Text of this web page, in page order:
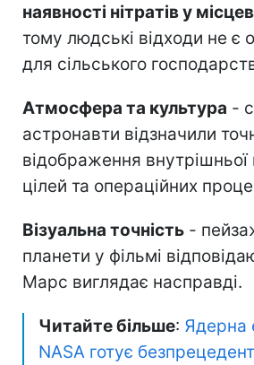
наявності нітратів у
тому людські відходи не є
для сільського
Атмосфера та культура -
астронавти відзначили
відображення внутрішньої
цілей та операційних
Візуальна точність -
планети у фільмі
Марс виглядає насправді.
Читайте більше: Ядерна
NASA готує